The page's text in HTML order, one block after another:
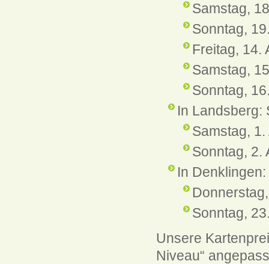
Samstag,
Sonntag,
Freitag, 14.
Samstag,
Sonntag,
In Landsberg:
Samstag,
Sonntag, 2.
In
Sonntag,
Unsere
Niveau“